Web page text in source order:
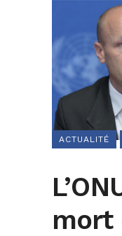
ACTUALITÉ
mort